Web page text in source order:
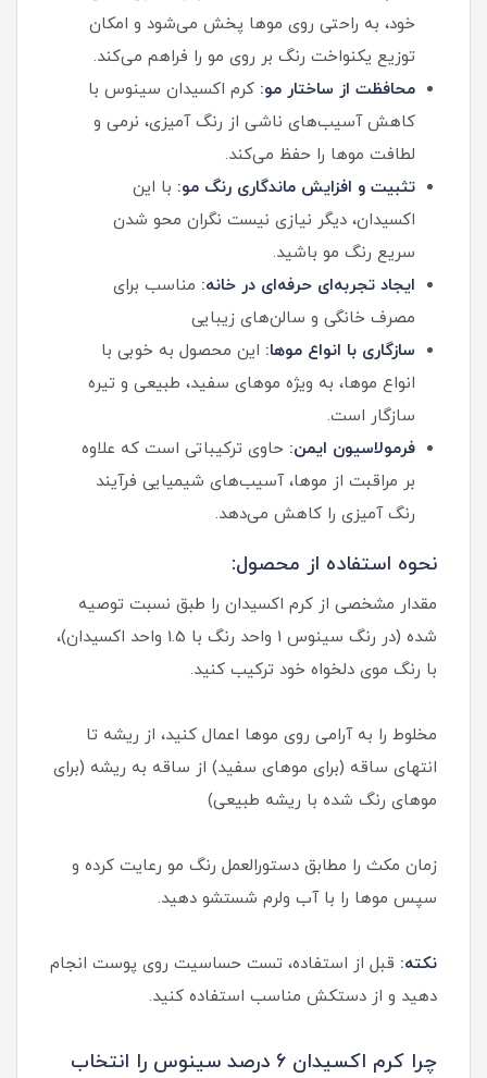
خود، به راحتی روی موها پخش می‌شود و امکان
توزیع یکنواخت رنگ بر روی مو را فراهم می‌کند.
محافظت از ساختار مو: کرم اکسیدان سینوس با
کاهش آسیب‌های ناشی از رنگ آمیزی، نرمی و
لطافت موها را حفظ می‌کند.
تثبیت و افزایش ماندگاری رنگ مو: با این
اکسیدان، دیگر نیازی نیست نگران محو شدن
سریع رنگ مو باشید.
ایجاد تجربه‌ای حرفه‌ای در خانه: مناسب برای
مصرف خانگی و سالن‌های زیبایی
سازگاری با انواع موها: این محصول به خوبی با
انواع موها، به ویژه موهای سفید، طبیعی و تیره
سازگار است.
فرمولاسیون ایمن: حاوی ترکیباتی است که علاوه
بر مراقبت از موها، آسیب‌های شیمیایی فرآیند
رنگ آمیزی را کاهش می‌دهد.
نحوه استفاده از محصول:
مقدار مشخصی از کرم اکسیدان را طبق نسبت توصیه
شده (در رنگ سینوس 1 واحد رنگ با 1.5 واحد اکسیدان)،
با رنگ موی دلخواه خود ترکیب کنید.
مخلوط را به آرامی روی موها اعمال کنید، از ریشه تا
انتهای ساقه (برای موهای سفید) از ساقه به ریشه (برای
موهای رنگ شده با ریشه طبیعی)
زمان مکث را مطابق دستورالعمل رنگ مو رعایت کرده و
سپس موها را با آب ولرم شستشو دهید.
نکته: قبل از استفاده، تست حساسیت روی پوست انجام
دهید و از دستکش مناسب استفاده کنید.
چرا کرم اکسیدان 6 درصد سینوس را انتخاب